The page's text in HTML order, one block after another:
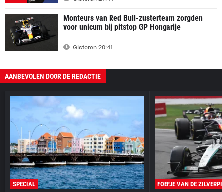
Monteurs van Red Bull-zusterteam zorgden
voor unicum bij pitstop GP Hongarije
Gisteren 20:41
AANBEVOLEN DOOR DE REDACTIE
SPECIAL FOEFJE VAN DE